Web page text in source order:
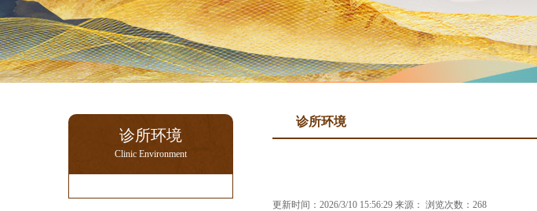
诊所环境
Clinic Environment
诊所环境
更新时间：2026/3/10 15:56:29 来源： 浏览次数：268